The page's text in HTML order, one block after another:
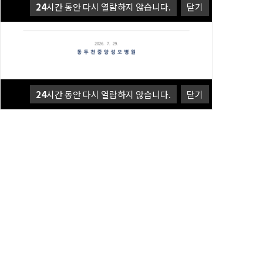
24시간 동안 다시 열람하지 않습니다. 닫기
24시간 동안 다시 열람하지 않습니다. 닫기